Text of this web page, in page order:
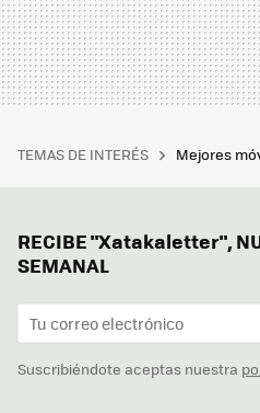
TEMAS DE INTERÉS Mejores
RECIBE "Xatakaletter",
SEMANAL
Suscribiéndote aceptas nuestra